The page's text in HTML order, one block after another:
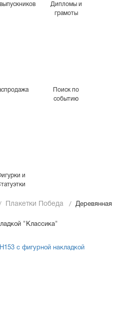
Дипломы и
грамоты
Поиск по
событию
и
Плакетки Победа Деревянная
"Классика"